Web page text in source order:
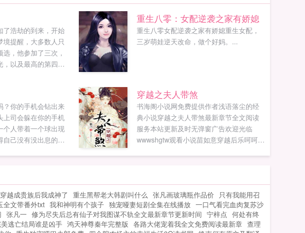
了浩劫的到来，开始
提醒，大多数人只
，他参加了三次，
，以及最高的第四境
188388214普通书
专用群
要验证订阅）注如果
该群已满，请申请加
重生八零：女配逆袭之家有娇媳
重生八零女配逆袭之家有娇媳重生女配，
三岁萌娃逆天改命，做个好妈。...
？你的手机会钻出来
上司会躲在你的手机
个人带着一个球出现
自己没有没出息的晕
穿越之夫人带煞
书海阁小说网免费提供作者浅语落尘的经
典小说穿越之夫人带煞最新章节全文阅读
服务本站更新及时无弹窗广告欢迎光临
wwwshgtw观看小说苗如意穿越后乐呵呵，
该你负责！...
穿越成贵族后我成神了 重生黑帮老大韩剧叫什么 张凡画玻璃瓶作品价
只有我能用召
全文带番外txt 我和神明有个孩子 独宠哑妻短剧全集在线播放 一口气看完血肉复苏沙
张凡一 修为尽失后总有仙子对我图谋不轨全文最新章节更新时间 宁梓点 何处有终
逃亡结局谁是凶手 鸿天神尊秦年完整版 各路大佬宠着我全文免费阅读最新章 查理